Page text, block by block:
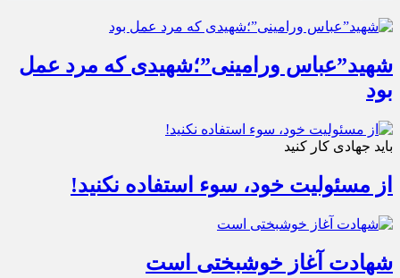
شهید”عباس ورامینی”؛شهیدی که مرد عمل
بود
باید جهادی کار کنید
از مسئولیت خود، سوء استفاده نکنید!
شهادت آغاز خوشبختی است